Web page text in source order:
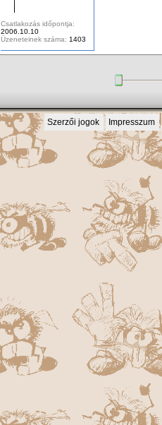
Csatlakozás időpontja:
2006.10.10
Üzeneteinek száma: 1403
Szerzői jogok Impresszum